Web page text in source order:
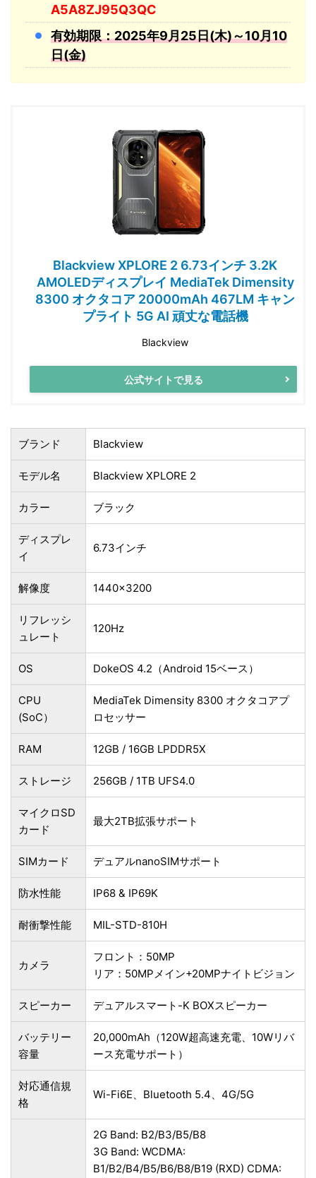
A5A8ZJ95Q3QC
有効期限：2025年9月25日(木)～10月10
日(金)
Blackview XPLORE 2 6.73インチ 3.2K
AMOLEDディスプレイ MediaTek Dimensity
8300 オクタコア 20000mAh 467LM キャン
プライト 5G AI 頑丈な電話機
Blackview
公式サイトで見る
ブランド Blackview
モデル名 Blackview XPLORE 2
カラー ブラック
ディスプレ
イ
6.73インチ
解像度 1440×3200
リフレッシ
ュレート
120Hz
OS DokeOS 4.2（Android 15ベース）
CPU
(SoC）
MediaTek Dimensity 8300 オクタコアプ
ロセッサー
RAM 12GB / 16GB LPDDR5X
ストレージ 256GB / 1TB UFS4.0
マイクロSD
カード
最大2TB拡張サポート
SIMカード デュアルnanoSIMサポート
防水性能 IP68 & IP69K
耐衝撃性能 MIL-STD-810H
カメラ
フロント：50MP
リア：50MPメイン+20MPナイトビジョン
スピーカー デュアルスマート-K BOXスピーカー
バッテリー
容量
20,000mAh（120W超高速充電、10Wリバ
ース充電サポート）
対応通信規
格
Wi-Fi6E、Bluetooth 5.4、4G/5G
2G Band: B2/B3/B5/B8
3G Band: WCDMA:
B1/B2/B4/B5/B6/B8/B19 (RXD) CDMA: